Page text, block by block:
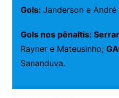
Gols: Janderson e André
Gols nos pênaltis:
Rayner e Mateusinho;
Sananduva.